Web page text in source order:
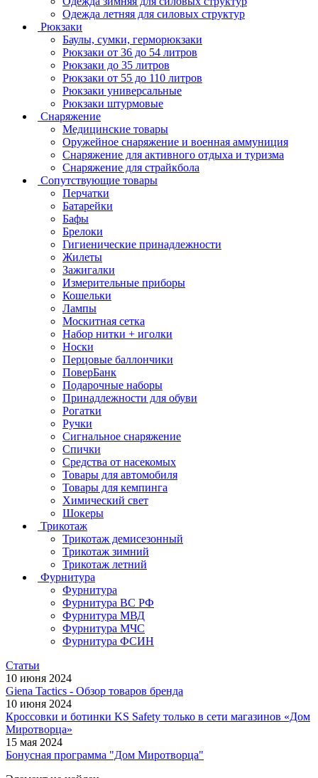
Одежда летняя для силовых структур
Рюкзаки
Баулы, сумки, герморюкзаки
Рюкзаки от 36 до 54 литров
Рюкзаки до 35 литров
Рюкзаки от 55 до 110 литров
Рюкзаки универсальные
Рюкзаки штурмовые
Снаряжение
Медицинские товары
Оружейное снаряжение и военная аммуниция
Снаряжение для активного отдыха и туризма
Снаряжение для страйкбола
Сопутствующие товары
Перчатки
Батарейки
Бафы
Брелоки
Гигиенические принадлежности
Жилеты
Зажигалки
Измерительные приборы
Кошельки
Лампы
Москитная сетка
Набор нитки + иголки
Носки
Перцовые баллончики
ПоверБанк
Подарочные наборы
Принадлежности для обуви
Рогатки
Ручки
Сигнальное снаряжение
Спички
Средства от насекомых
Товары для автомобиля
Товары для кемпинга
Химический свет
Шокеры
Трикотаж
Трикотаж демисезонный
Трикотаж зимний
Трикотаж летний
Фурнитура
Фурнитура
Фурнитура ВС РФ
Фурнитура МВД
Фурнитура МЧС
Фурнитура ФСИН
Статьи
10 июня 2024
Giena Tactics - Обзор товаров бренда
10 июня 2024
Кроссовки и ботинки KS Safety только в сети магазинов «Дом
Миротворца»
15 мая 2024
Бонусная программа "Дом Миротворца"